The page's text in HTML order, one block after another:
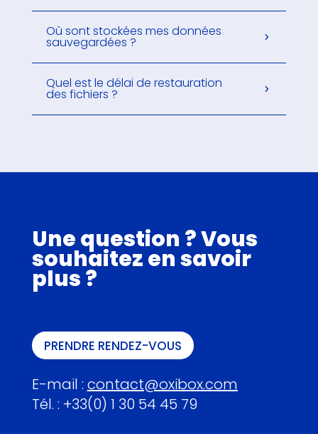
Où sont stockées mes données
sauvegardées ?
Quel est le délai de restauration
des fichiers ?
Une question ? Vous
souhaitez en savoir
plus ?
PRENDRE RENDEZ-VOUS
E-mail : contact@oxibox.com
Tél. : +33(0) 1 30 54 45 79